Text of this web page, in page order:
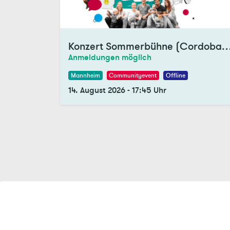
Konzert
Anmeldungen möglich
Mannheim Communityevent Offline
14. August 2026-17:45 Uhr